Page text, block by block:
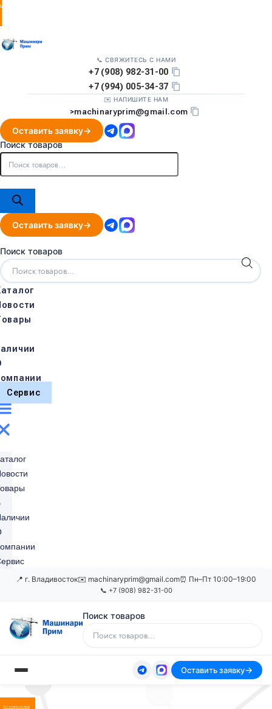
заявку
📞 СВЯЖИТЕСЬ С НАМИ
+7 (908) 982-31-00
+7 (994) 005-34-37
✉️ НАПИШИТЕ НАМ
>machinaryprim@gmail.com
Оставить заявку
Поиск товаров
Оставить заявку
Поиск товаров
Сервис
📍 г. Владивосток✉️ machinaryprim@gmail.com⏰ Пн–Пт 10:00–19:00
📞 +7 (908) 982-31-00
Поиск товаров
Оставить заявку
Оставить заявку